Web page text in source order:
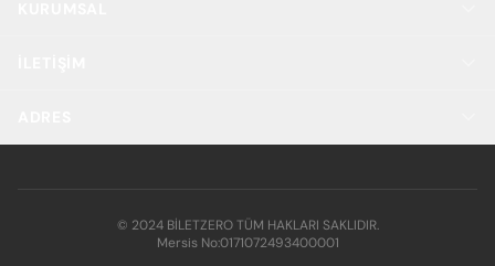
© 2024 BİLETZERO TÜM HAKLARI SAKLIDIR.
Mersis No:0171072493400001